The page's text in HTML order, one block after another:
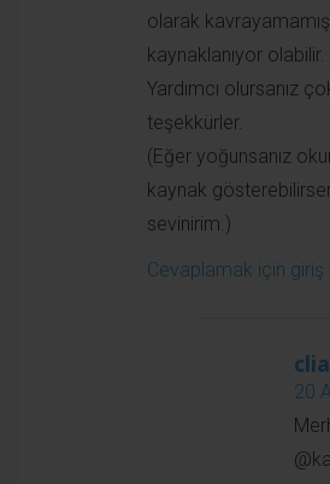
Merhaba @kazkazan:disqus
ns1 ve ns2 aynı ip adresine
verme durumu domain
kullandığınız domain panel
olabilmektedir. ns1 ve ns2 yi
tanımlayabilmeniz için
farklı ip olması
sunucu sağlayıcınızdan
Orhan FIRINCI
İlginiz için çok